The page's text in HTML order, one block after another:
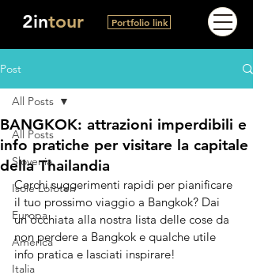
2intour Portfolio link
Post
All Posts
Slovenia
Isole Lofoten
Europa
America
Italia
All Posts
BANGKOK: attrazioni imperdibili e
info pratiche per visitare la capitale
della Thailandia
Cerchi suggerimenti rapidi per pianificare
il tuo prossimo viaggio a Bangkok? Dai
un'occhiata alla nostra lista delle cose da
non perdere a Bangkok e qualche utile
info pratica e lasciati inspirare!